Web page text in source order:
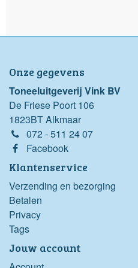
Onze gegevens
Toneeluitgeverij Vink BV
De Friese Poort 106
1823BT Alkmaar
072 - 511 24 07
Facebook
Klantenservice
Verzending en bezorging
Betalen
Privacy
Tags
Jouw account